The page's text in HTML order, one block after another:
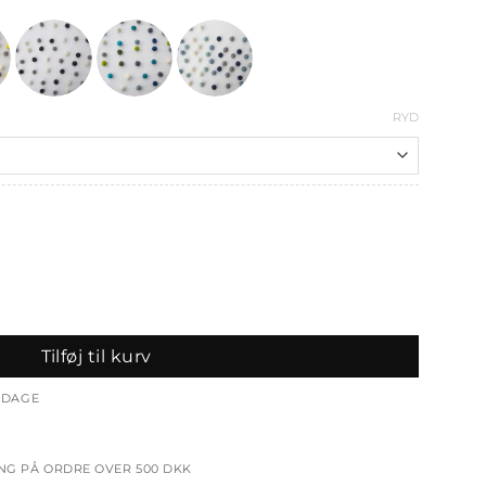
RYD
Tilføj til kurv
PÅ ORDRE OVER 500 DKK